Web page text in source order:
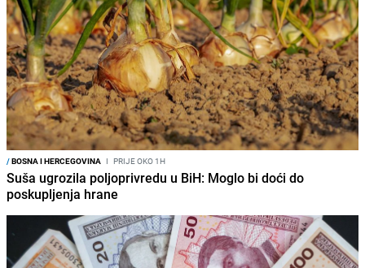
/BOSNA I HERCEGOVINA I PRIJE OKO 1H
Suša ugrozila poljoprivredu u BiH: Moglo bi doći do
poskupljenja hrane